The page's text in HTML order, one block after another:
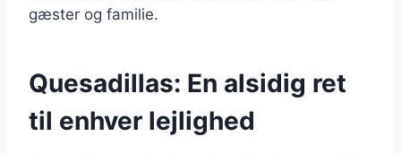
gæster og familie.
Quesadillas: En alsidig ret
til enhver lejlighed